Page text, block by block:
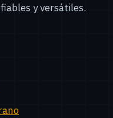
y versátiles.